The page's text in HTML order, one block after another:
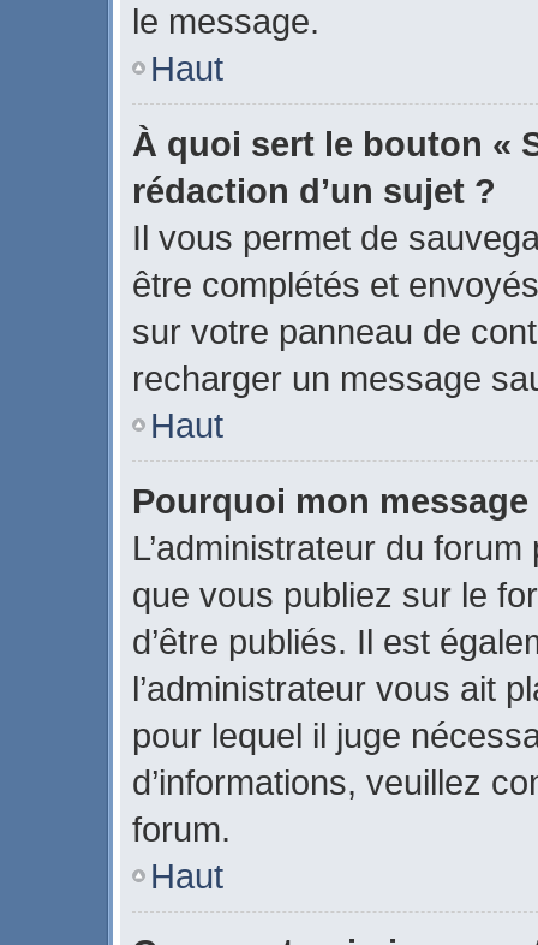
le message.
Haut
À quoi sert le bouton «
rédaction d’un sujet ?
Il vous permet de
être complétés et
sur votre panneau de
recharger un message
Haut
Pourquoi mon
L’administrateur du
que vous publiez sur le
d’être publiés. Il est
l’administrateur vous ait
pour lequel il juge
d’informations, veuillez
forum.
Haut